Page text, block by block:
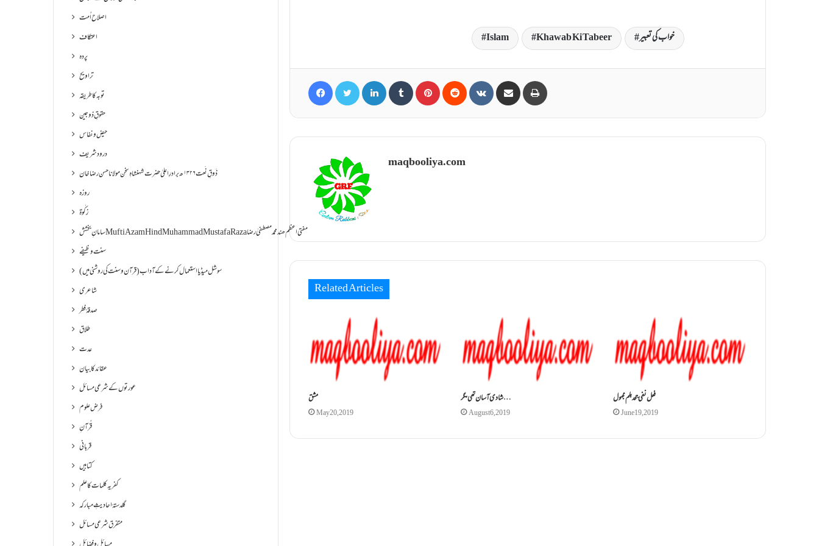
Islam Khawab Ki Tabeer خواب کی تعبیر
maqbooliya.com
Related Articles
مشق
May 20, 2019
شادی آسان تھی مگر…
August 6, 2019
فعل نفی جحد بلم مجہول
June 19, 2019
اصلاح اُمت
اعتکاف
پردہ
تراویح
توبہ کا طریقہ
حقوقِ ذوجین
حیض و نفاس
درود شریف
ذَوقِ نَعت ۱۳۲۶ھ برادرِ اعلیٰ حضرت شہنشاہِ سخن مولانا حسن رضا خان
روزہ
زکٰوۃ
سامانِ بخشش Mufti Azam Hind Muhammad Mustafa Raza مفتی اعظم ھند محمد مصطفیٰ رضا
سنت وظیفے
سوشل میڈیا استعمال کرنے کے آداب (قرآن و سنت کی روشنی میں)
شاعری
صدقۂ فطر
طلاق
عدت
عقائد کا بیان
عورتوں کے شرعی مسائل
فرض علوم
قُرآنِ
قربانی
کتابیں
کفریہ کلمات کا علم
گلدستۂ احادیثِ مبارکہ
متفرق شرعی مسائل